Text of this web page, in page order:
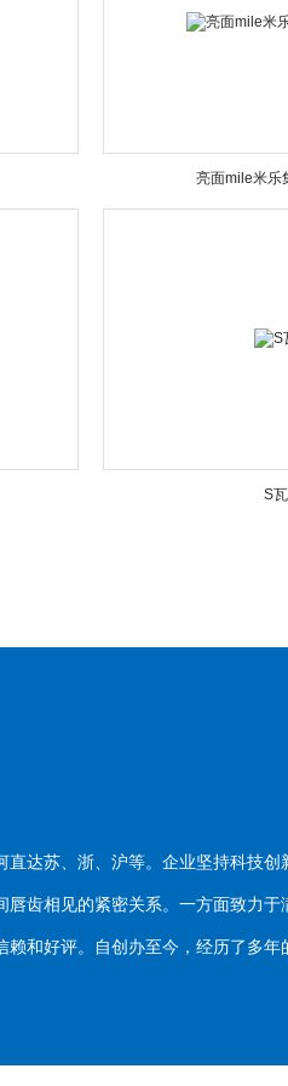
亮面mile米乐
S瓦
达苏、浙、沪等。企业坚持科技创
相见的紧密关系。一方面致力于
好评。自创办至今，经历了多年